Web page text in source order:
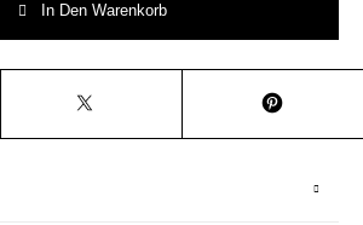
In Den Warenkorb